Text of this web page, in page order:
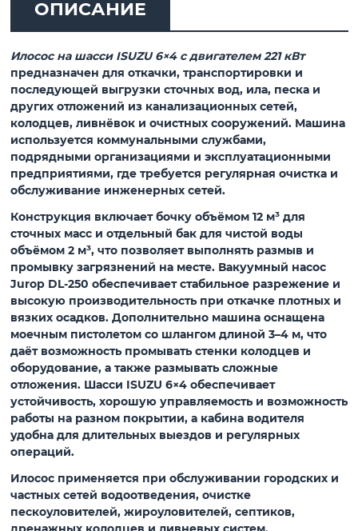
ОПИСАНИЕ
Илосос на шасси ISUZU 6×4 с двигателем 221 кВт
предназначен для откачки, транспортировки и
последующей выгрузки сточных вод, ила, песка и
других отложений из канализационных сетей,
колодцев, ливнёвок и очистных сооружений. Машина
используется коммунальными службами,
подрядными организациями и эксплуатационными
предприятиями, где требуется регулярная очистка и
обслуживание инженерных сетей.
Конструкция включает бочку объёмом 12 м³ для
сточных масс и отдельный бак для чистой воды
объёмом 2 м³, что позволяет выполнять размыв и
промывку загрязнений на месте. Вакуумный насос
Jurop DL-250 обеспечивает стабильное разрежение и
высокую производительность при откачке плотных и
вязких осадков. Дополнительно машина оснащена
моечным пистолетом со шлангом длиной 3–4 м, что
даёт возможность промывать стенки колодцев и
оборудование, а также размывать сложные
отложения. Шасси ISUZU 6×4 обеспечивает
устойчивость, хорошую управляемость и возможность
работы на разном покрытии, а кабина водителя
удобна для длительных выездов и регулярных
операций.
Илосос применяется при обслуживании городских и
частных сетей водоотведения, очистке
пескоуловителей, жироуловителей, септиков,